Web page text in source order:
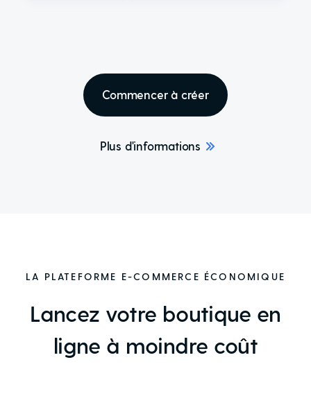
Commencer à créer
Plus d'informations
LA PLATEFORME E-COMMERCE ÉCONOMIQUE
Lancez votre boutique en
ligne à moindre coût